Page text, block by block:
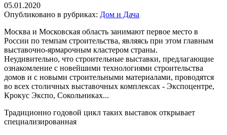
05.01.2020
Опубликовано в рубриках: Дом и Дача
Москва и Московская область занимают первое место в
России по темпам строительства, являясь при этом главным
выставочно-ярмарочным кластером страны.
Неудивительно, что строительные выставки, предлагающие
ознакомление с новейшими технологиями строительства
домов и с новыми строительными материалами, проводятся
во всех столичных выставочных комплексах - Экспоцентре,
Крокус Экспо, Сокольниках...
Традиционно годовой цикл таких выставок открывает
специализированная